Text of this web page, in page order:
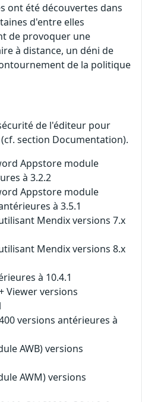
ont été découvertes dans
d'entre elles
de provoquer une
à distance, un déni de
de la politique
de l'éditeur pour
section Documentation).
Appstore module
à 3.2.2
Appstore module
à 3.5.1
Mendix versions 7.x
Mendix versions 8.x
à 10.4.1
Viewer versions
versions antérieures à
AWB) versions
AWM) versions